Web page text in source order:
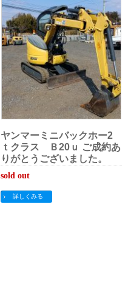
ヤンマーミニバックホー2
ｔクラス Ｂ20ｕ ご成約あ
りがとうございました。
sold out
詳しくみる